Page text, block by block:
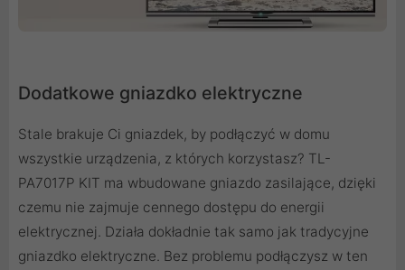
Dodatkowe gniazdko elektryczne
Stale brakuje Ci gniazdek, by podłączyć w domu
wszystkie urządzenia, z których korzystasz? TL-
PA7017P KIT ma wbudowane gniazdo zasilające, dzięki
czemu nie zajmuje cennego dostępu do energii
elektrycznej. Działa dokładnie tak samo jak tradycyjne
gniazdko elektryczne. Bez problemu podłączysz w ten